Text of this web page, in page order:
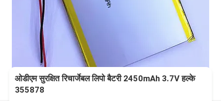
ओडीएम सुरक्षित रिचार्जेबल लिपो बैटरी 2450mAh 3.7V हल्के
355878